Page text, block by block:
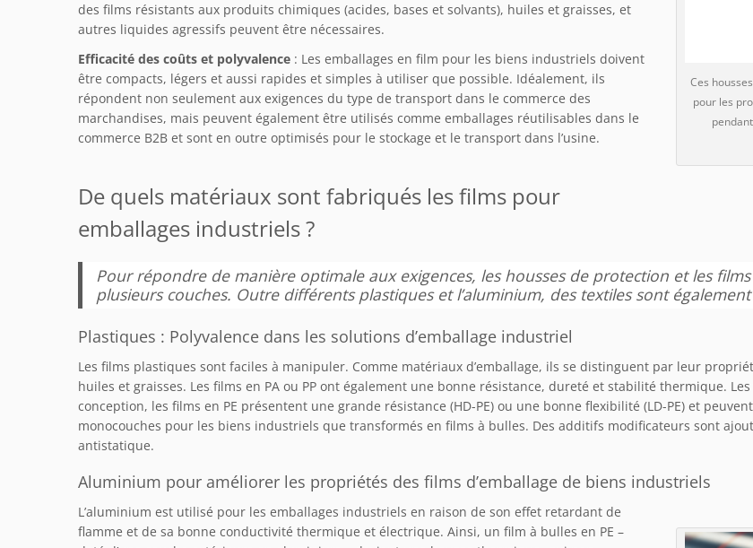
Ces
pour les
des films résistants aux produits chimiques (acides, bases et solvants), huiles et graisses, et
autres liquides agressifs peuvent être nécessaires.
Efficacité des coûts et polyvalence : Les emballages en film pour les biens industriels doivent
être compacts, légers et aussi rapides et simples à utiliser que possible. Idéalement, ils
répondent non seulement aux exigences du type de transport dans le commerce des
marchandises, mais peuvent également être utilisés comme emballages réutilisables dans le
commerce B2B et sont en outre optimisés pour le stockage et le transport dans l’usine.
De quels matériaux sont fabriqués les films pour
emballages industriels ?
Pour répondre de manière optimale aux exigences, les housses de protection et les
plusieurs couches. Outre différents plastiques et l’aluminium, des textiles sont
Plastiques : Polyvalence dans les solutions d’emballage industriel
Les films plastiques sont faciles à manipuler. Comme matériaux d’emballage, ils se distinguent par leur
huiles et graisses. Les films en PA ou PP ont également une bonne résistance, dureté et stabilité thermique.
conception, les films en PE présentent une grande résistance (HD-PE) ou une bonne flexibilité (LD-PE) et
monocouches pour les biens industriels que transformés en films à bulles. Des additifs modificateurs sont
antistatique.
Aluminium pour améliorer les propriétés des films d’emballage de biens industriels
L’aluminium est utilisé pour les emballages industriels en raison de son effet retardant de
flamme et de sa bonne conductivité thermique et électrique. Ainsi, un film à bulles en PE –